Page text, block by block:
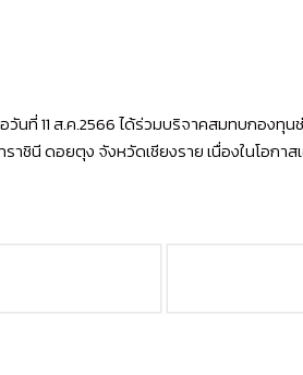
นที่ 11 ส.ค.2566 ได้ร่วมบริจาคสมทบกองทุ
ชินี ดอยตุง จังหวัดเชียงราย เนื่องในโอกา